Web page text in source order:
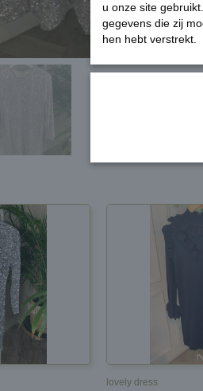
lovely dress
u onze site
gegevens die zij
hen hebt verstrekt.